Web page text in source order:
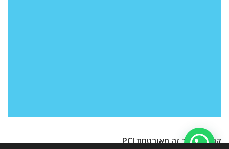
קנייה באתר זה מאובטחת PCI